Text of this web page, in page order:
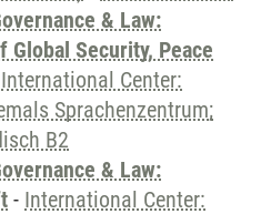
& Law:
Global Security, Peace
International Center:
Sprachenzentrum;
B2
& Law:
- International Center: